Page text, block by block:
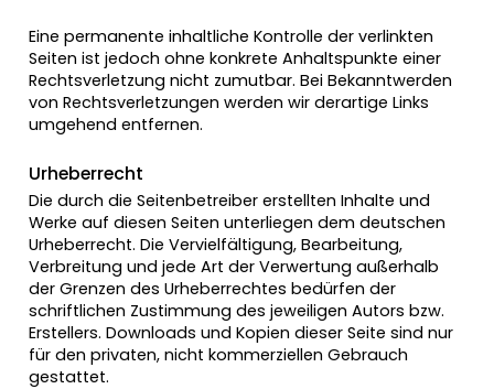
Eine permanente inhaltliche Kontrolle der verlinkten
Seiten ist jedoch ohne konkrete Anhaltspunkte einer
Rechtsverletzung nicht zumutbar. Bei Bekanntwerden
von Rechtsverletzungen werden wir derartige Links
umgehend entfernen.
Urheberrecht
Die durch die Seitenbetreiber erstellten Inhalte und
Werke auf diesen Seiten unterliegen dem deutschen
Urheberrecht. Die Vervielfältigung, Bearbeitung,
Verbreitung und jede Art der Verwertung außerhalb
der Grenzen des Urheberrechtes bedürfen der
schriftlichen Zustimmung des jeweiligen Autors bzw.
Erstellers. Downloads und Kopien dieser Seite sind nur
für den privaten, nicht kommerziellen Gebrauch
gestattet.